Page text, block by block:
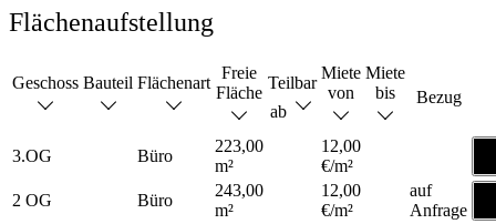
Flächenaufstellung
Geschoss Bauteil Flächenart
Freie
Fläche
Teilbar
ab
Miete
von
Miete
bis
Bezug
3.OG Büro
223,00
m²
12,00
€/m²
2 OG Büro
243,00
m²
12,00
€/m²
auf
Anfrage